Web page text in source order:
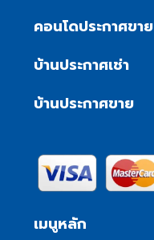
คอนโดประกาศขาย
บ้านประกาศเช่า
บ้านประกาศขาย
เมนูหลัก